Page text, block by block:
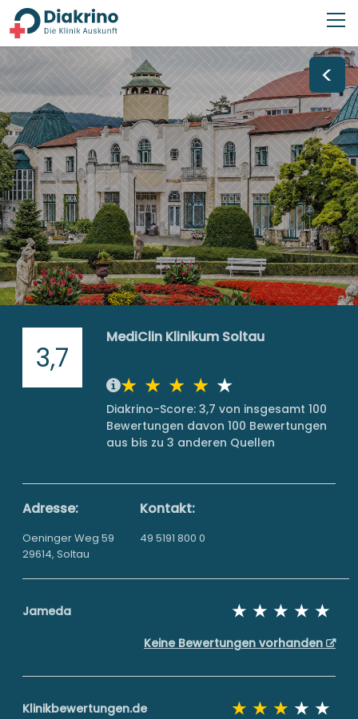
<
3,7
MediClin Klinikum Soltau
Diakrino-Score: 3,7 von insgesamt 100
Bewertungen davon 100 Bewertungen
aus bis zu 3 anderen Quellen
Adresse:
Oeninger Weg 59
29614, Soltau
Kontakt:
49 5191 800 0
Jameda
Keine Bewertungen vorhanden
Klinikbewertungen.de